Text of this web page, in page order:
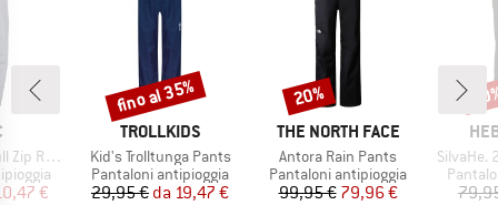
Pants II
ridotto
€
MARCHIO
TROLLKIDS
Articolo
Kid's Trolltunga Pants
Gruppo di prodotti
Pantaloni antipioggia
Prezzo
29,95 € Prezzo ridotto
da 19,47 €
Sconto
fino al 35%
MARCHIO
THE NORTH FACE
Articolo
Antora Rain Pants
Gruppo di prodotti
Pantaloni antipioggia
Prezzo
99,95 €Prezzo ridotto
79,96 €
Sconto
20%
Articolo
SilvaHe.